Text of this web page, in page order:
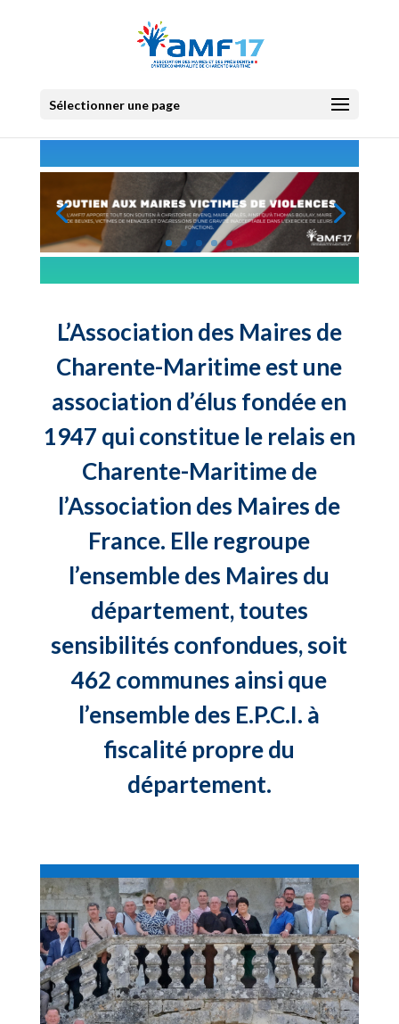
Sélectionner une page
L’Association des Maires de
Charente-Maritime est une
association d’élus fondée en
1947 qui constitue le relais en
Charente-Maritime de
l’Association des Maires de
France. Elle regroupe
l’ensemble des Maires du
département, toutes
sensibilités confondues, soit
462 communes ainsi que
l’ensemble des E.P.C.I. à
fiscalité propre du
département.